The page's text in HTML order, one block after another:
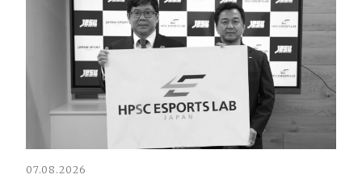
07.08.2026